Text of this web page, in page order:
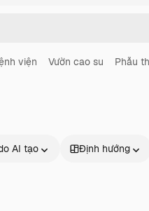
viện Vườn cao su Phẫu
AI tạo Định hướng